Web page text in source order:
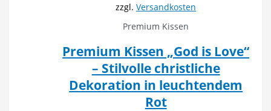
zzgl.Versandkosten
Premium Kissen
Premium Kissen „God is Love“
– Stilvolle christliche
Dekoration in leuchtendem
Rot